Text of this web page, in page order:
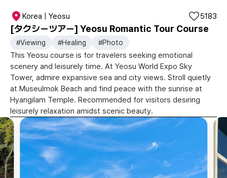
Korea | Yeosu
[タクシーツアー] Yeosu Romantic Tour Course
5183
#Viewing #Healing #Photo
This Yeosu course is for travelers seeking emotional
scenery and leisurely time. At Yeosu World Expo Sky
Tower, admire expansive sea and city views. Stroll quietly
at Museulmok Beach and find peace with the sunrise at
Hyangilam Temple. Recommended for visitors desiring
leisurely relaxation amidst scenic beauty.